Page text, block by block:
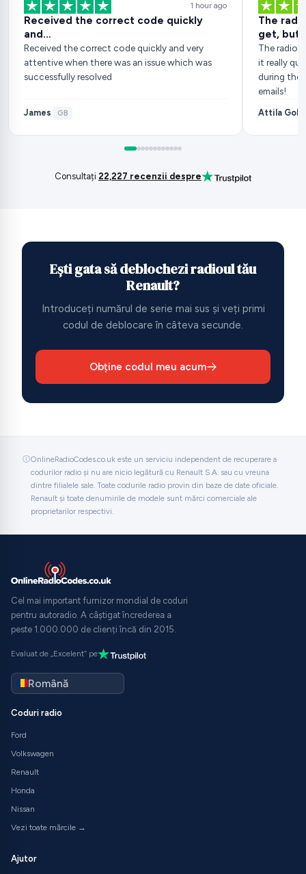
1 hour ago
Received the correct code quickly
and…
Received the correct code quickly and very
attentive when there was an issue which was
successfully resolved
James· GB
The
get,
The radio
it really
during the
emails!
Attila
Consultați 22,227 recenzii despre
Ești gata să deblochezi radioul tău
Renault?
Introduceți numărul de serie mai sus și veți primi
codul de deblocare în câteva secunde.
Obține codul meu acum
OnlineRadioCodes.co.uk este un serviciu independent de recuperare a
codurilor radio și nu are nicio legătură cu Renault S.A. sau cu vreuna
dintre filialele sale. Toate codurile radio provin din baze de date oficiale.
Renault și toate denumirile de modele sunt mărci comerciale ale
proprietarilor respectivi.
Cel mai important furnizor mondial de coduri
pentru autoradio. A câștigat încrederea a
peste 1.000.000 de clienți încă din 2015.
Evaluat de „Excelent” pe
Coduri radio
Ford
Volkswagen
Renault
Honda
Nissan
Vezi toate mărcile →
Ajutor